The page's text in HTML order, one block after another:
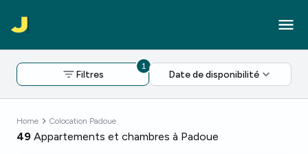
Filtres
1
Date de disponibilité
Home Colocation Padoue
49 Appartements et chambres à Padoue